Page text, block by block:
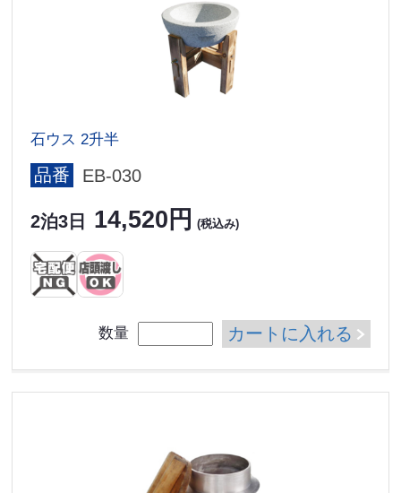
石ウス 2升半
品番 EB-030
2泊3日 14,520円 (税込み)
数量 カートに入れる